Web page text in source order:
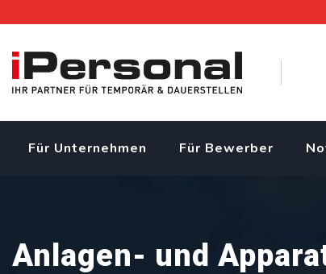
content
Für Unternehmen Für Bewerber
Anlagen- und